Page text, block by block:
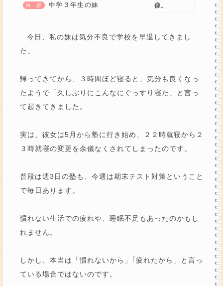
中学３年生の妹
今日、私の妹は気分不良で学校を早退してきまし
た。
帰ってきてから、３時間ほど寝ると、気分も良くなっ
たようで「久しぶりにこんなにぐっすり寝た」と言っ
て起きてきました。
実は、彼女は5月から塾に行き始め、２２時就寝から２
３時就寝の変更を余儀なくされてしまったのです。
普段は週3日の塾も、今週は期末テスト対策ということ
で毎日あります。
慣れない生活での疲れや、睡眠不足もあったのかもし
れません。
しかし、本当は「慣れないから」｢疲れたから」と言っ
ている場合ではないのです。